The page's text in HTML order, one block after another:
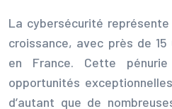
La cybersécurité
croissance, avec près de
en France. Cette
opportunités
d’autant que de